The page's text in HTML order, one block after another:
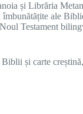
și Librăria
ale
Testament
și carte